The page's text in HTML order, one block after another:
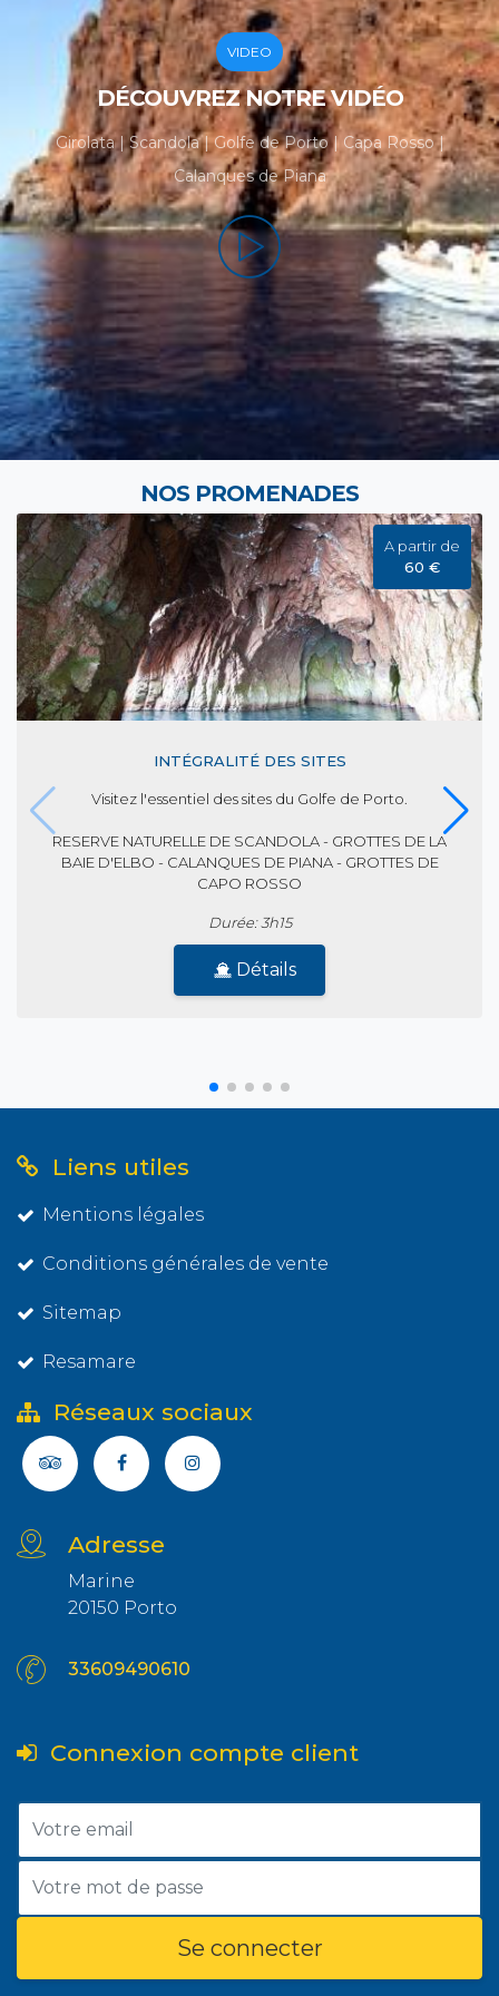
VIDEO
DÉCOUVREZ NOTRE VIDÉO
Girolata | Scandola | Golfe de Porto | Capa Rosso |
Calanques de Piana
NOS PROMENADES
A partir de
60 €
INTÉGRALITÉ DES SITES
Visitez l'essentiel des sites du Golfe de Porto.
RESERVE NATURELLE DE SCANDOLA - GROTTES DE LA
BAIE D'ELBO - CALANQUES DE PIANA - GROTTES DE
CAPO ROSSO
Durée: 3h15
Détails
Liens utiles
Mentions légales
Conditions générales de vente
Sitemap
Resamare
Réseaux sociaux
Adresse
Marine
20150 Porto
33609490610
Connexion compte client
Se connecter